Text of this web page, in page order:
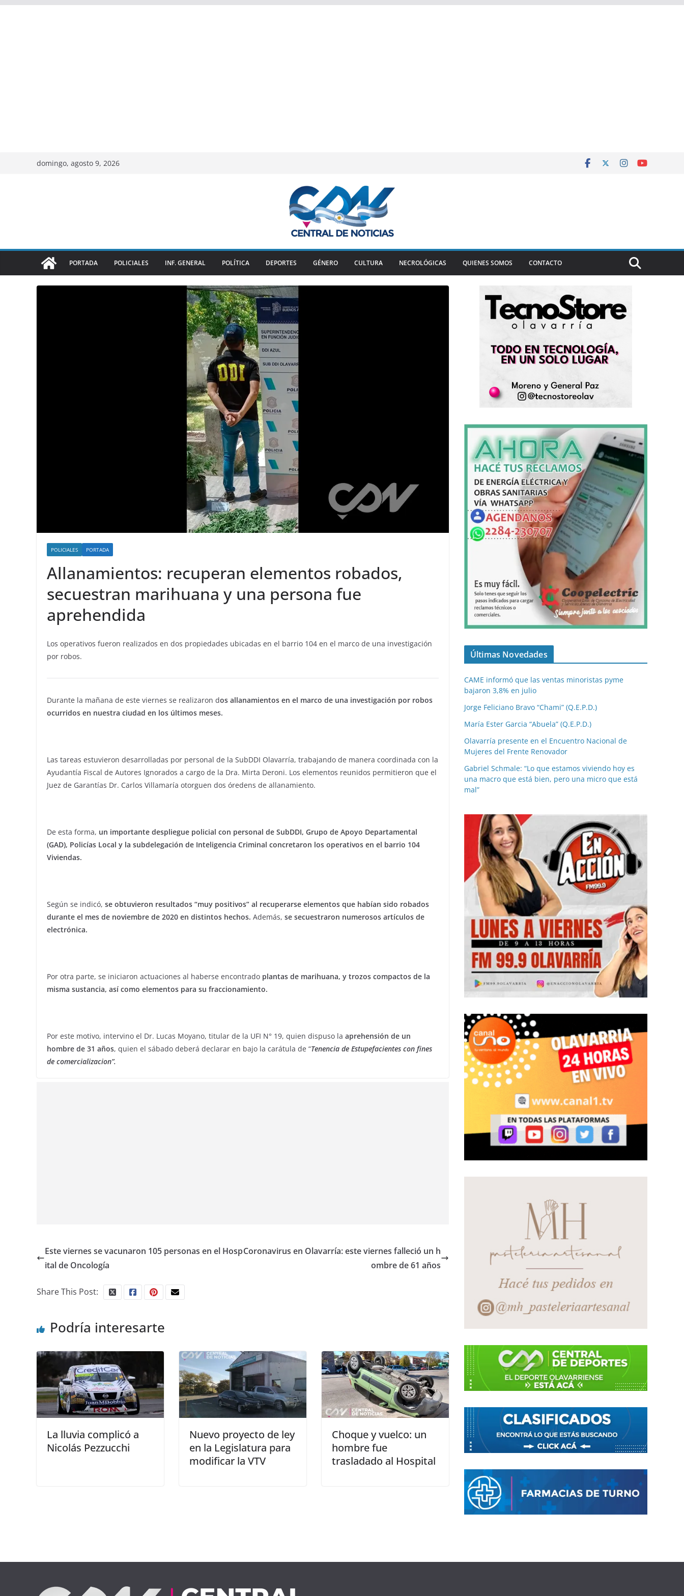
domingo, agosto 9, 2026
PORTADA POLICIALES INF. GENERAL POLÍTICA DEPORTES GÉNERO CULTURA NECROLÓGICAS QUIENES SOMOS CONTACTO
POLICIALES PORTADA
Allanamientos: recuperan elementos robados,
secuestran marihuana y una persona fue
aprehendida
Los operativos fueron realizados en dos propiedades ubicadas en el barrio 104 en el marco de una investigación
por robos.
Durante la mañana de este viernes se realizaron dos allanamientos en el marco de una investigación por robos
ocurridos en nuestra ciudad en los últimos meses.
Las tareas estuvieron desarrolladas por personal de la SubDDI Olavarría, trabajando de manera coordinada con la
Ayudantía Fiscal de Autores Ignorados a cargo de la Dra. Mirta Deroni. Los elementos reunidos permitieron que el
Juez de Garantías Dr. Carlos Villamaría otorguen dos óredens de allanamiento.
De esta forma, un importante despliegue policial con personal de SubDDI, Grupo de Apoyo Departamental
(GAD), Policías Local y la subdelegación de Inteligencia Criminal concretaron los operativos en el barrio 104
Viviendas.
Según se indicó, se obtuvieron resultados “muy positivos” al recuperarse elementos que habían sido robados
durante el mes de noviembre de 2020 en distintos hechos. Además, se secuestraron numerosos artículos de
electrónica.
Por otra parte, se iniciaron actuaciones al haberse encontrado plantas de marihuana, y trozos compactos de la
misma sustancia, así como elementos para su fraccionamiento.
Por este motivo, intervino el Dr. Lucas Moyano, titular de la UFI N° 19, quien dispuso la aprehensión de un
hombre de 31 años, quien el sábado deberá declarar en bajo la carátula de “Tenencia de Estupefacientes con fines
de comercializacion”.
Este viernes se vacunaron 105 personas en el Hosp
ital de Oncología
Coronavirus en Olavarría: este viernes falleció un h
ombre de 61 años
Share This Post:
Podría interesarte
La lluvia complicó a
Nicolás Pezzucchi
Nuevo proyecto de ley
en la Legislatura para
modificar la VTV
Choque y vuelco: un
hombre fue
trasladado al Hospital
Últimas Novedades
CAME informó que las ventas minoristas pyme
bajaron 3,8% en julio
Jorge Feliciano Bravo “Chami” (Q.E.P.D.)
María Ester Garcia “Abuela” (Q.E.P.D.)
Olavarría presente en el Encuentro Nacional de
Mujeres del Frente Renovador
Gabriel Schmale: “Lo que estamos viviendo hoy es
una macro que está bien, pero una micro que está
mal”